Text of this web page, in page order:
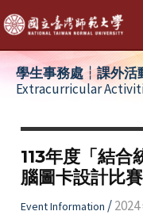
Skip
to
content
學生事務處┆課外活
Extracurricular
113年度「結合
腦圖卡設計比
Event Information /